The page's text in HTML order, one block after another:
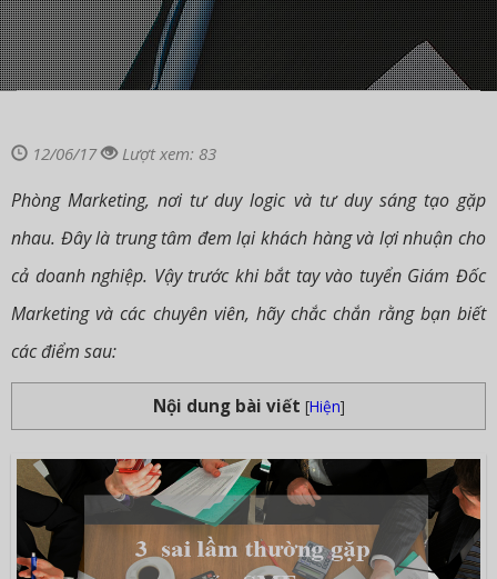
12/06/17 Lượt xem: 83
Phòng Marketing, nơi tư duy logic và tư duy sáng tạo gặp
nhau. Đây là trung tâm đem lại khách hàng và lợi nhuận cho
cả doanh nghiệp. Vậy trước khi bắt tay vào tuyển Giám Đốc
Marketing và các chuyên viên, hãy chắc chắn rằng bạn biết
các điểm sau:
Nội dung bài viết [Hiện]